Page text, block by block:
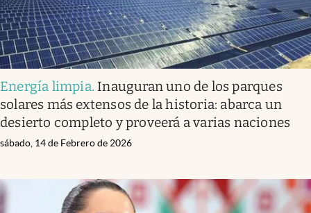
Energía limpia. Inauguran uno de los parques
solares más extensos de la historia: abarca un
desierto completo y proveerá a varias naciones
sábado, 14 de Febrero de 2026